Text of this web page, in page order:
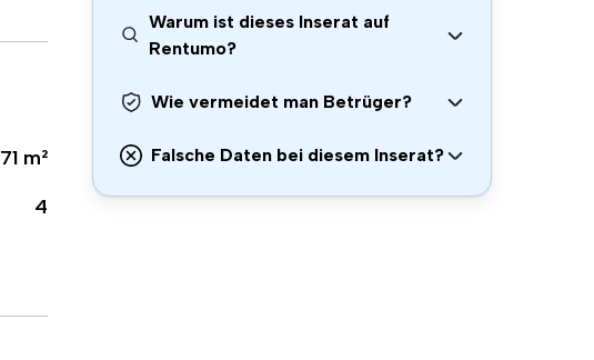
71 m²
4
Warum ist dieses Inserat auf
Rentumo?
Wie vermeidet man Betrüger?
Falsche Daten bei diesem Inserat?